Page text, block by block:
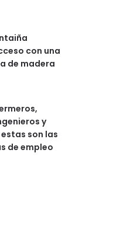
con una
de madera
y
son las
de empleo